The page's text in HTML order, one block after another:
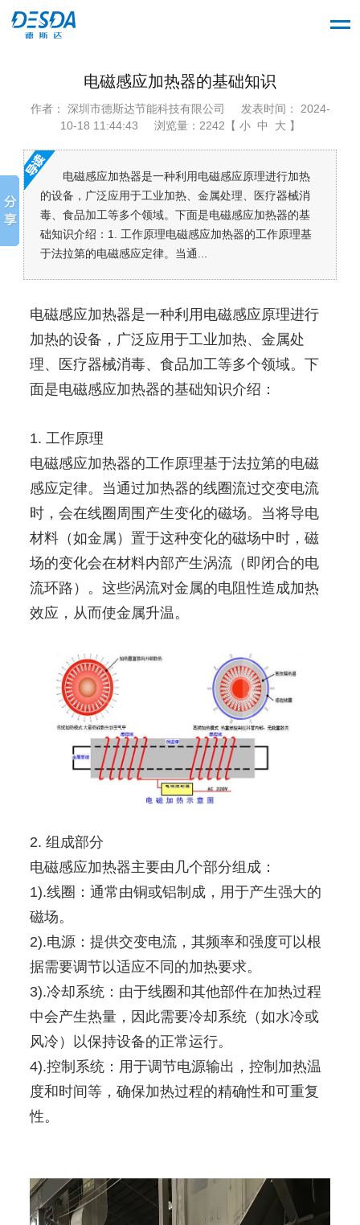
电磁感应加热器的基础知识
作者： 深圳市德斯达节能科技有限公司
发表时间： 2024-
10-18 11:44:43
浏览量：2242【 小 中 大 】
电磁感应加热器是一种利用电磁感应原理进行加热
的设备，广泛应用于工业加热、金属处理、医疗器械消
毒、食品加工等多个领域。下面是电磁感应加热器的基
础知识介绍：1. 工作原理电磁感应加热器的工作原理基
于法拉第的电磁感应定律。当通...
电磁感应加热器是一种利用电磁感应原理进行
加热的设备，广泛应用于工业加热、金属处
理、医疗器械消毒、食品加工等多个领域。下
面是电磁感应加热器的基础知识介绍：
1. 工作原理
电磁感应加热器的工作原理基于法拉第的电磁
感应定律。当通过加热器的线圈流过交变电流
时，会在线圈周围产生变化的磁场。当将导电
材料（如金属）置于这种变化的磁场中时，磁
场的变化会在材料内部产生涡流（即闭合的电
流环路）。这些涡流对金属的电阻性造成加热
效应，从而使金属升温。
2. 组成部分
电磁感应加热器主要由几个部分组成：
1).线圈：通常由铜或铝制成，用于产生强大的
磁场。
2).电源：提供交变电流，其频率和强度可以根
据需要调节以适应不同的加热要求。
3).冷却系统：由于线圈和其他部件在加热过程
中会产生热量，因此需要冷却系统（如水冷或
风冷）以保持设备的正常运行。
4).控制系统：用于调节电源输出，控制加热温
度和时间等，确保加热过程的精确性和可重复
性。